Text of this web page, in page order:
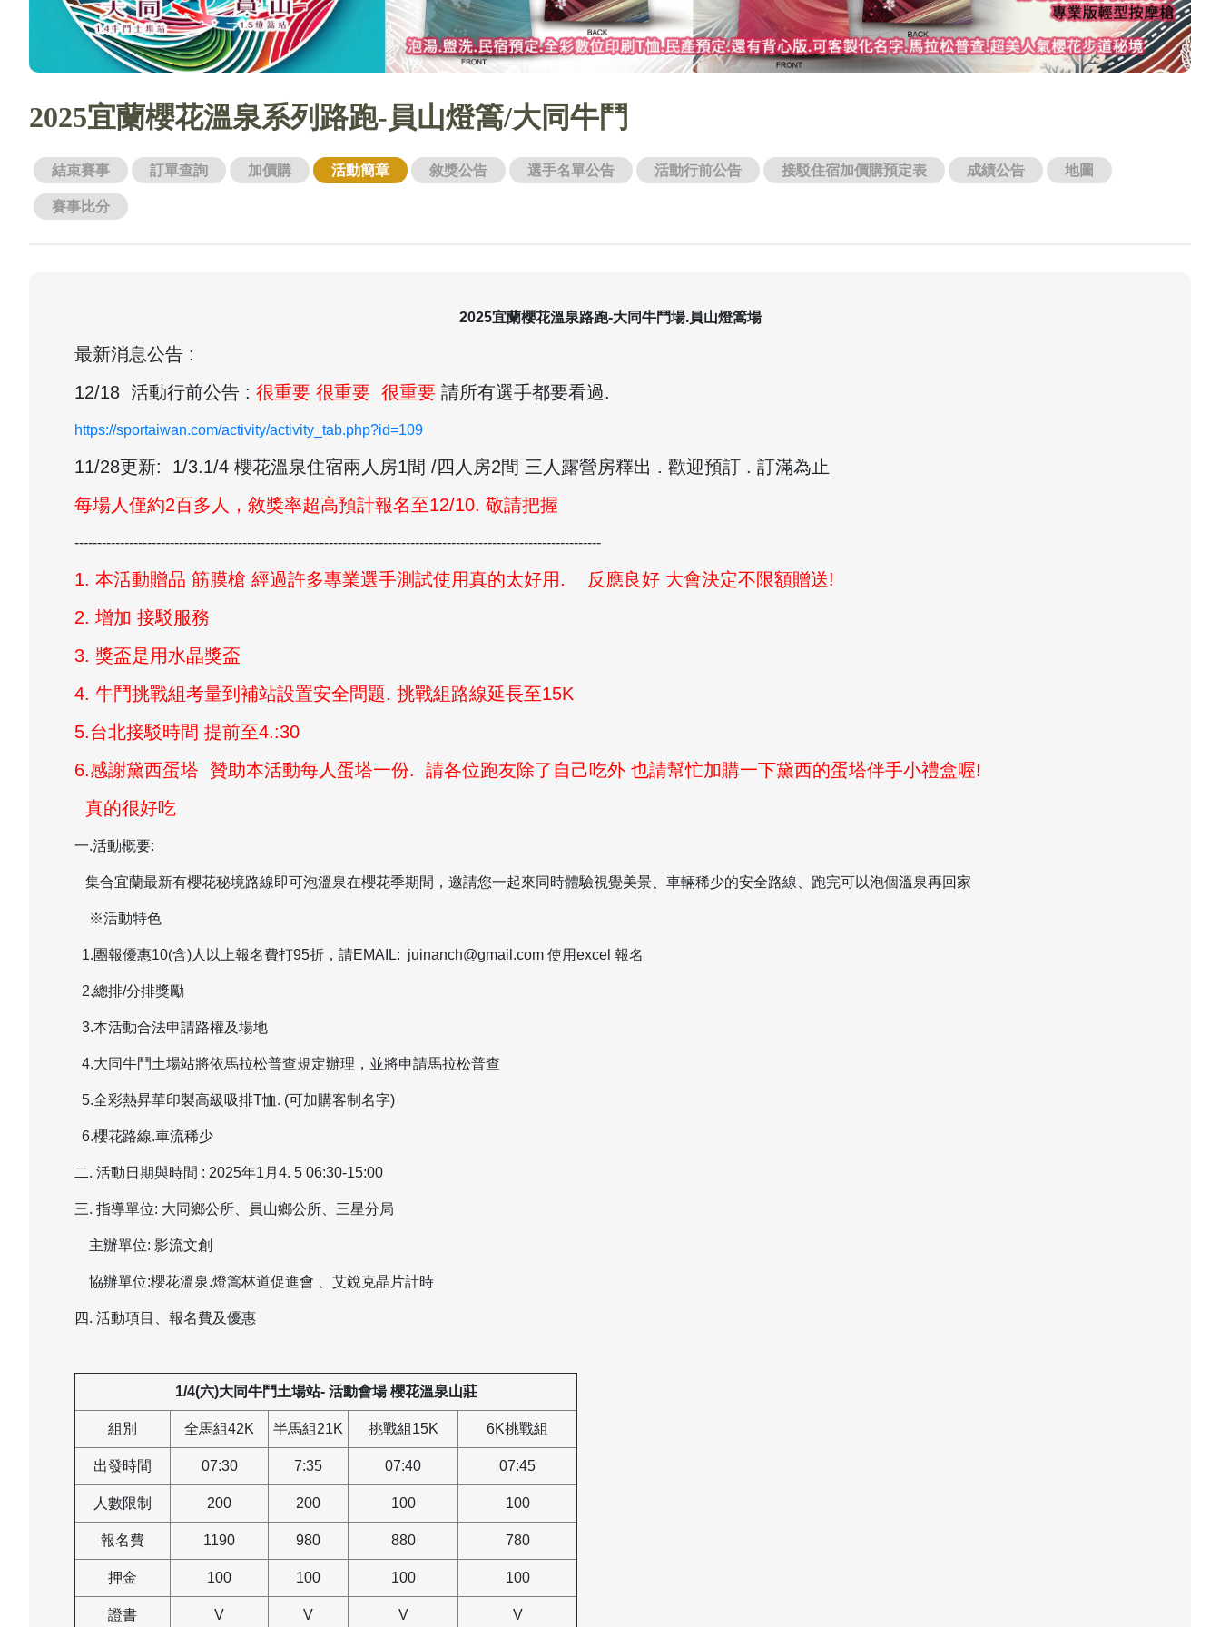
2025宜蘭櫻花溫泉系列路跑-員山燈篙/大同牛鬥
結束賽事 訂單查詢 加價購 活動簡章 敘獎公告 選手名單公告 活動行前公告 接駁住宿加價購預定表 成績公告 地圖
賽事比分
2025宜蘭櫻花溫泉路跑-大同牛鬥場.員山燈篙場
最新消息公告 :
12/18 活動行前公告 : 很重要 很重要 很重要 請所有選手都要看過.
https://sportaiwan.com/activity/activity_tab.php?id=109
11/28更新: 1/3.1/4 櫻花溫泉住宿兩人房1間 /四人房2間 三人露營房釋出 . 歡迎預訂 . 訂滿為止
每場人僅約2百多人，敘獎率超高預計報名至12/10. 敬請把握
--------------------------------------------------------------------------------------------------------------------
1. 本活動贈品 筋膜槍 經過許多專業選手測試使用真的太好用.
反應良好 大會決定不限額贈送!
2. 增加 接駁服務
3. 獎盃是用水晶獎盃
4. 牛鬥挑戰組考量到補站設置安全問題. 挑戰組路線延長至15K
5.台北接駁時間 提前至4.:30
6.感謝黛西蛋塔 贊助本活動每人蛋塔一份. 請各位跑友除了自己吃外 也請幫忙加購一下黛西的蛋塔伴手小禮盒喔!
真的很好吃
一.活動概要:
集合宜蘭最新有櫻花秘境路線即可泡溫泉在櫻花季期間，邀請您一起來同時體驗視覺美景、車輛稀少的安全路線、跑完可以泡個溫泉再回家
※活動特色
1.團報優惠10(含)人以上報名費打95折，請EMAIL: juinanch@gmail.com 使用excel 報名
2.總排/分排獎勵
3.本活動合法申請路權及場地
4.大同牛鬥土場站將依馬拉松普查規定辦理，並將申請馬拉松普查
5.全彩熱昇華印製高級吸排T恤. (可加購客制名字)
6.櫻花路線.車流稀少
二. 活動日期與時間 : 2025年1月4. 5 06:30-15:00
三. 指導單位: 大同鄉公所、員山鄉公所、三星分局
主辦單位: 影流文創
協辦單位:櫻花溫泉.燈篙林道促進會 、艾銳克晶片計時
四. 活動項目、報名費及優惠
1/4(六)大同牛鬥土場站- 活動會場 櫻花溫泉山莊
組別 全馬組42K 半馬組21K 挑戰組15K 6K挑戰組
出發時間 07:30 7:35 07:40 07:45
人數限制 200 200 100 100
報名費 1190 980 880 780
押金 100 100 100 100
證書 V V V V